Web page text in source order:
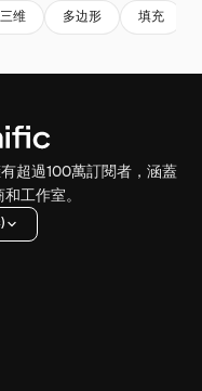
三维 多边形 填充
超過100萬訂閱者，涵蓋
工作室。